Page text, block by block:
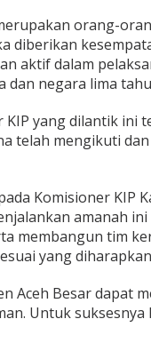
orang-
diberikan
aktif dalam
negara lima
yang dilantik ini
telah mengikuti
Komisioner KIP
amanah
membangun tim
yang
Aceh Besar dapat
Untuk suksesnya